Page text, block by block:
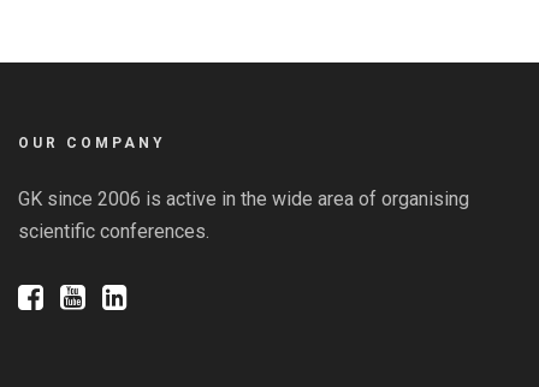
OUR COMPANY
GK since 2006 is active in the wide area of organising
scientific conferences.